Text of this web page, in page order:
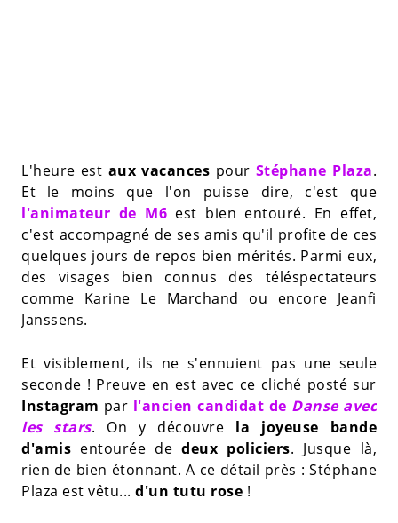
L'heure est aux vacances pour Stéphane Plaza.
Et le moins que l'on puisse dire, c'est que
l'animateur de M6 est bien entouré. En effet,
c'est accompagné de ses amis qu'il profite de ces
quelques jours de repos bien mérités. Parmi eux,
des visages bien connus des téléspectateurs
comme Karine Le Marchand ou encore Jeanfi
Janssens.
Et visiblement, ils ne s'ennuient pas une seule
seconde ! Preuve en est avec ce cliché posté sur
Instagram par l'ancien candidat de Danse avec
les stars. On y découvre la joyeuse bande
d'amis entourée dedeux policiers. Jusque là,
rien de bien étonnant. A ce détail près : Stéphane
Plaza est vêtu... d'un tutu rose !